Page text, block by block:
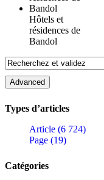
Hôtels et
résidences de
Bandol
Types d’articles
Article (6 724)
Page (19)
Catégories